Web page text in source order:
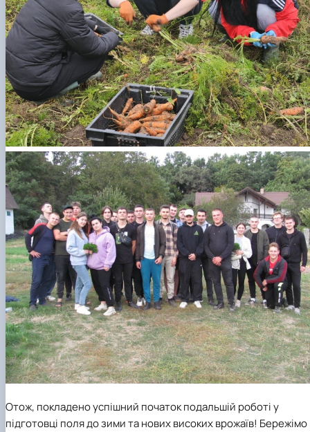
Отож, покладено успішний початок подальшій роботі у
підготовці поля до зими та нових високих врожаїв! Бережімо